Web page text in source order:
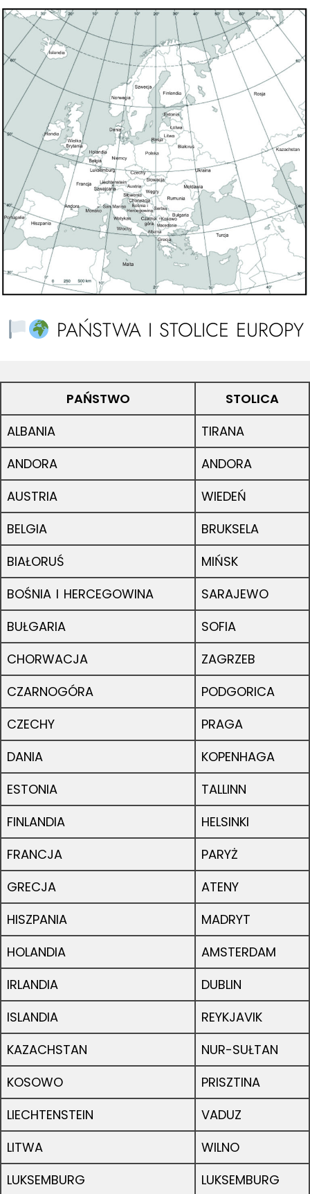
PAŃSTWA I STOLICE EUROPY
PAŃSTWO
STOLICA
ALBANIA
TIRANA
ANDORA
ANDORA
AUSTRIA
WIEDEŃ
BELGIA
BRUKSELA
BIAŁORUŚ
MIŃSK
BOŚNIA I HERCEGOWINA
SARAJEWO
BUŁGARIA
SOFIA
CHORWACJA
ZAGRZEB
CZARNOGÓRA
PODGORICA
CZECHY
PRAGA
DANIA
KOPENHAGA
ESTONIA
TALLINN
FINLANDIA
HELSINKI
FRANCJA
PARYŻ
GRECJA
ATENY
HISZPANIA
MADRYT
HOLANDIA
AMSTERDAM
IRLANDIA
DUBLIN
ISLANDIA
REYKJAVIK
KAZACHSTAN
NUR-SUŁTAN
KOSOWO
PRISZTINA
LIECHTENSTEIN
VADUZ
LITWA
WILNO
LUKSEMBURG
LUKSEMBURG